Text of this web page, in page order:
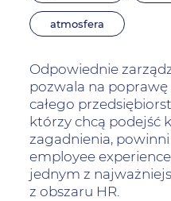
atmosfera
Odpowiednie
pozwala na
całego
którzy chcą podejść
zagadnienia,
employee
jednym z
z obszaru HR.